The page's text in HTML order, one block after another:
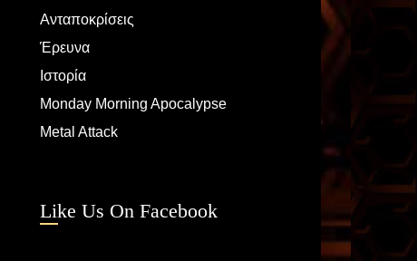
Ανταποκρίσεις
Έρευνα
Ιστορία
Monday Morning Apocalypse
Metal Attack
Like Us On Facebook